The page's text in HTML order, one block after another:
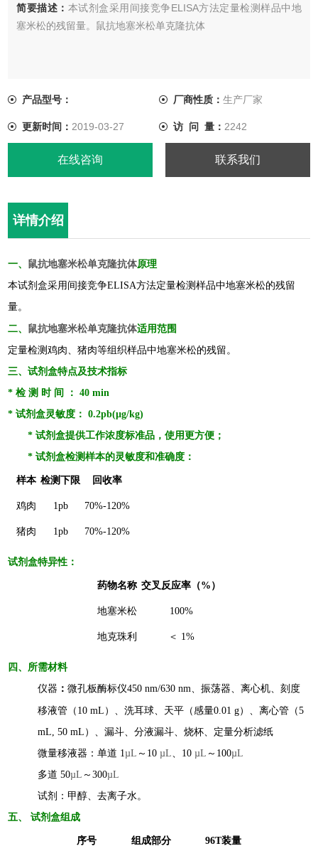
简要描述： 本试剂盒采用间接竞争ELISA方法定量检测样品中地
塞米松的残留量。鼠抗地塞米松单克隆抗体
产品型号： 厂商性质： 生产厂家
更新时间： 2019-03-27 访 问 量： 2242
在线咨询 联系我们
详情介绍
一、 鼠抗地塞米松单克隆抗体原理
本试剂盒采用间接竞争ELISA方法定量检测样品中地塞米松的残留
量。
二、 鼠抗地塞米松单克隆抗体适用范围
定量检测鸡肉、猪肉等组织样品中地塞米松的残留。
三、试剂盒特点及技术指标
*检 测 时 间 ： 40 min
*试剂盒灵敏度： 0.2pb(µg/kg)
*试剂盒提供工作浓度标准品，使用更方便；
*试剂盒检测样本的灵敏度和准确度：
样本 检测下限 回收率
鸡肉 1pb 70%-120%
猪肉 1pb 70%-120%
试剂盒特异性 ：
药物名称 交叉反应率（%）
地塞米松 100%
地克珠利 ＜ 1%
四 、所需材料
仪器 ：微孔板酶标仪450 nm/630 nm、振荡器、离心机、刻度
移液管 （10 mL） 、洗耳球、 天平（感量0.01 g） 、离心管（5
mL, 50 mL）、漏斗、分液漏斗、烧杯、定量分析滤纸
微量移液器：单道 1µL ～10µL、10µL ～100µL
多道 50µL ～300µL
试剂： 甲醇、去离子水。
五、 试剂盒组成
序号 组成部分 96T装量